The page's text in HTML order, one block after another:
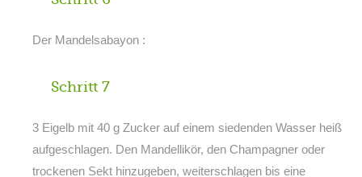
Der Mandelsabayon :
Schritt 7
3 Eigelb mit 40 g Zucker auf einem siedenden Wasser heiß
aufgeschlagen. Den Mandellikör, den Champagner oder
trockenen Sekt hinzugeben, weiterschlagen bis eine